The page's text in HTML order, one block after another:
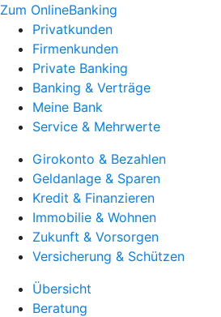
Zum OnlineBanking
Privatkunden
Firmenkunden
Private Banking
Banking & Verträge
Meine Bank
Service & Mehrwerte
Girokonto & Bezahlen
Geldanlage & Sparen
Kredit & Finanzieren
Immobilie & Wohnen
Zukunft & Vorsorgen
Versicherung & Schützen
Übersicht
Beratung